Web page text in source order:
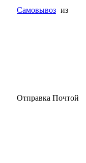
Самовывоз из
Отправка Почтой